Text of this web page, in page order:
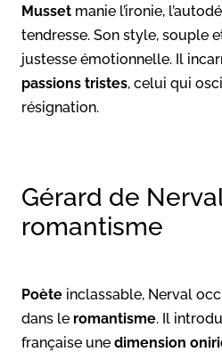
Musset manie l’ironie,
tendresse. Son style, souple
justesse émotionnelle. Il
passions tristes, celui qui
résignation.
Gérard de
romantisme
Poète inclassable, Nerval
dans le romantisme. Il
française une dimension